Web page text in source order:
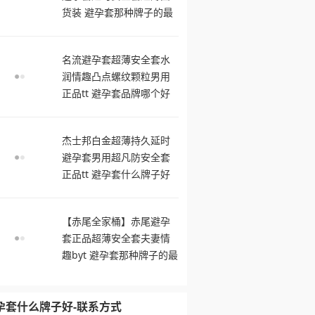
货装 避孕套那种牌子的最
名流避孕套超薄安全套水
润情趣凸点螺纹颗粒男用
正品tt 避孕套品牌哪个好
杰士邦白金超薄持久延时
避孕套男用超凡防安全套
正品tt 避孕套什么牌子好
【赤尾全家桶】赤尾避孕
套正品超薄安全套夫妻情
趣byt 避孕套那种牌子的最
套什么牌子好-联系方式